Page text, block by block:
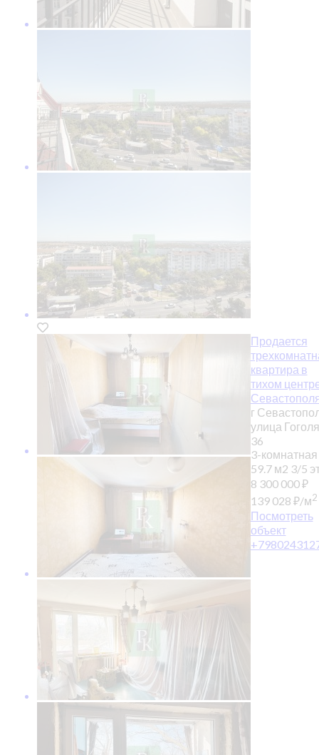
Продается
квартира в
тихом
г
улица
36
3-комнатная
59.7 м2 3/5
8 300 000₽
139 028 ₽/м2
Посмотреть
объект